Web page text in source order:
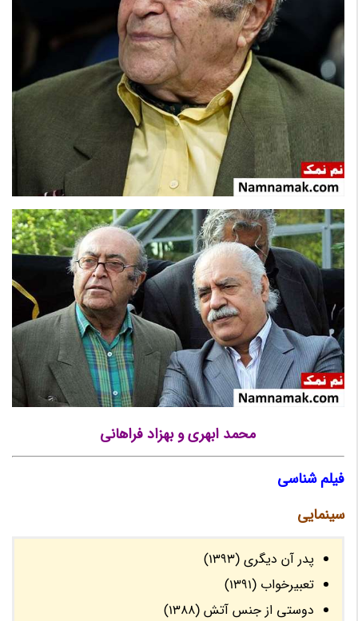
محمد ابهری و بهزاد فراهانی
فیلم شناسی
سینمایی
پدر آن دیگری (1393)
تعبیرخواب (1391)
دوستی از جنس آتش (1388)